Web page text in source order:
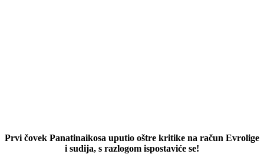
Prvi čovek Panatinaikosa uputio oštre kritike na račun Evrolige
i sudija, s razlogom ispostaviće se!